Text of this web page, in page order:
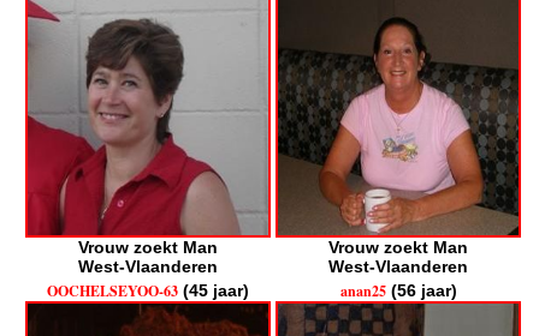
Vrouw zoekt Man
West-Vlaanderen
Vrouw zoekt Man
West-Vlaanderen
OOCHELSEYOO-63 (45 jaar) anan25(56 jaar)